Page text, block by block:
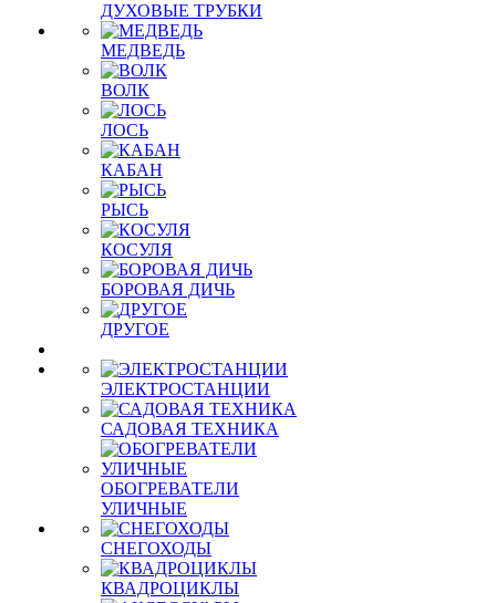
ДУХОВЫЕ ТРУБКИ
МЕДВЕДЬ
ВОЛК
ЛОСЬ
КАБАН
РЫСЬ
КОСУЛЯ
БОРОВАЯ ДИЧЬ
ДРУГОЕ
ЭЛЕКТРОСТАНЦИИ
САДОВАЯ ТЕХНИКА
ОБОГРЕВАТЕЛИ
УЛИЧНЫЕ
СНЕГОХОДЫ
КВАДРОЦИКЛЫ